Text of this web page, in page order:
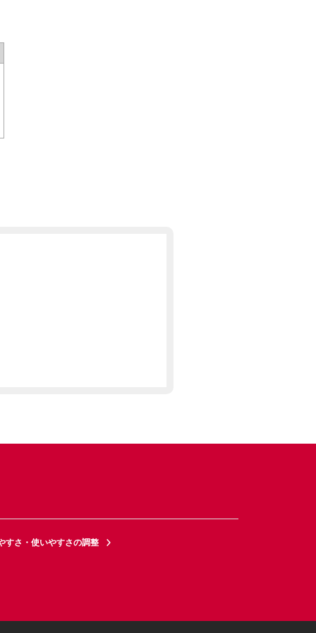
すさ・使いやすさの調整